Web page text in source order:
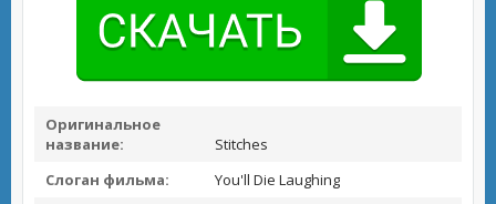
Оригинальное
название:
Stitches
Слоган фильма:
You'll Die Laughing